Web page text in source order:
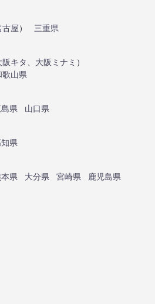
古屋）
三重県
阪キタ 大阪ミナミ ）
歌山県
県
山口県
県
県 大分県 宮崎県
鹿児島県